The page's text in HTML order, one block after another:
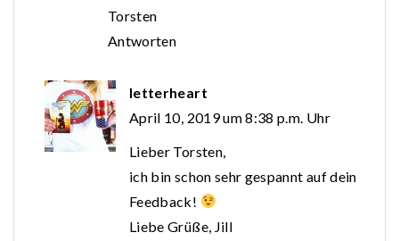
Torsten
Antworten
letterheart
April 10, 2019 um 8:38 p.m. Uhr
Lieber Torsten,
ich bin schon sehr gespannt auf dein
Feedback!
Liebe Grüße, Jill